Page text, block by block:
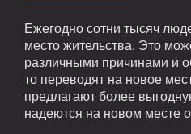
Ежегодно сотни тысяч
место жительства. Это
различными причинами и
то переводят на новое
предлагают более
надеются на новом месте